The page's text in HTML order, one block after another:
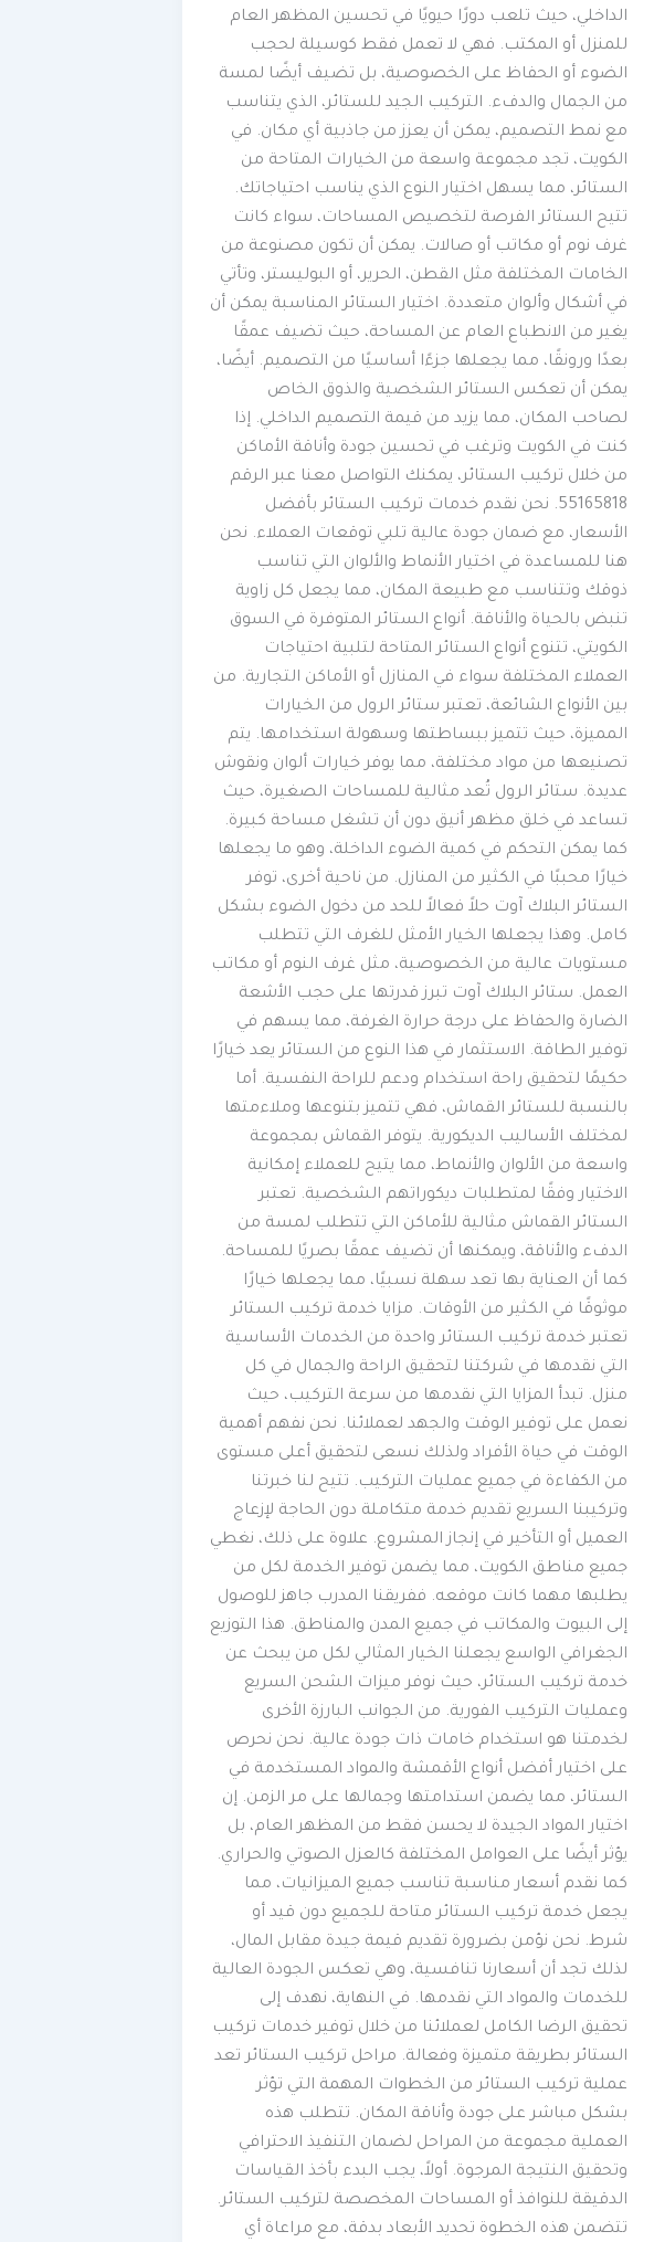
الداخلي، حيث تلعب دورًا حيويًا في تحسين المظهر العام
للمنزل أو المكتب. فهي لا تعمل فقط كوسيلة لحجب
الضوء أو الحفاظ على الخصوصية، بل تضيف أيضًا لمسة
من الجمال والدفء. التركيب الجيد للستائر، الذي يتناسب
مع نمط التصميم، يمكن أن يعزز من جاذبية أي مكان. في
الكويت، تجد مجموعة واسعة من الخيارات المتاحة من
الستائر، مما يسهل اختيار النوع الذي يناسب احتياجاتك.
تتيح الستائر الفرصة لتخصيص المساحات، سواء كانت
غرف نوم أو مكاتب أو صالات. يمكن أن تكون مصنوعة من
الخامات المختلفة مثل القطن، الحرير، أو البوليستر، وتأتي
في أشكال وألوان متعددة. اختيار الستائر المناسبة يمكن أن
يغير من الانطباع العام عن المساحة، حيث تضيف عمقًا
بعدًا ورونقًا، مما يجعلها جزءًا أساسيًا من التصميم. أيضًا،
يمكن أن تعكس الستائر الشخصية والذوق الخاص
لصاحب المكان، مما يزيد من قيمة التصميم الداخلي. إذا
كنت في الكويت وترغب في تحسين جودة وأناقة الأماكن
من خلال تركيب الستائر، يمكنك التواصل معنا عبر الرقم
55165818. نحن نقدم خدمات تركيب الستائر بأفضل
الأسعار، مع ضمان جودة عالية تلبي توقعات العملاء. نحن
هنا للمساعدة في اختيار الأنماط والألوان التي تناسب
ذوقك وتتناسب مع طبيعة المكان، مما يجعل كل زاوية
تنبض بالحياة والأناقة. أنواع الستائر المتوفرة في السوق
الكويتي، تتنوع أنواع الستائر المتاحة لتلبية احتياجات
العملاء المختلفة سواء في المنازل أو الأماكن التجارية. من
بين الأنواع الشائعة، تعتبر ستائر الرول من الخيارات
المميزة، حيث تتميز ببساطتها وسهولة استخدامها. يتم
تصنيعها من مواد مختلفة، مما يوفر خيارات ألوان ونقوش
عديدة. ستائر الرول تُعد مثالية للمساحات الصغيرة، حيث
تساعد في خلق مظهر أنيق دون أن تشغل مساحة كبيرة.
كما يمكن التحكم في كمية الضوء الداخلة، وهو ما يجعلها
خيارًا محببًا في الكثير من المنازل. من ناحية أخرى، توفر
الستائر البلاك آوت حلاً فعالاً للحد من دخول الضوء بشكل
كامل. وهذا يجعلها الخيار الأمثل للغرف التي تتطلب
مستويات عالية من الخصوصية، مثل غرف النوم أو مكاتب
العمل. ستائر البلاك آوت تبرز قدرتها على حجب الأشعة
الضارة والحفاظ على درجة حرارة الغرفة، مما يسهم في
توفير الطاقة. الاستثمار في هذا النوع من الستائر يعد خيارًا
حكيمًا لتحقيق راحة استخدام ودعم للراحة النفسية. أما
بالنسبة للستائر القماش، فهي تتميز بتنوعها وملاءمتها
لمختلف الأساليب الديكورية. يتوفر القماش بمجموعة
واسعة من الألوان والأنماط، مما يتيح للعملاء إمكانية
الاختيار وفقًا لمتطلبات ديكوراتهم الشخصية. تعتبر
الستائر القماش مثالية للأماكن التي تتطلب لمسة من
الدفء والأناقة، ويمكنها أن تضيف عمقًا بصريًا للمساحة.
كما أن العناية بها تعد سهلة نسبيًا، مما يجعلها خيارًا
موثوقًا في الكثير من الأوقات. مزايا خدمة تركيب الستائر
تعتبر خدمة تركيب الستائر واحدة من الخدمات الأساسية
التي نقدمها في شركتنا لتحقيق الراحة والجمال في كل
منزل. تبدأ المزايا التي نقدمها من سرعة التركيب، حيث
نعمل على توفير الوقت والجهد لعملائنا. نحن نفهم أهمية
الوقت في حياة الأفراد ولذلك نسعى لتحقيق أعلى مستوى
من الكفاءة في جميع عمليات التركيب. تتيح لنا خبرتنا
وتركيبنا السريع تقديم خدمة متكاملة دون الحاجة لإزعاج
العميل أو التأخير في إنجاز المشروع. علاوة على ذلك، نغطي
جميع مناطق الكويت، مما يضمن توفير الخدمة لكل من
يطلبها مهما كانت موقعه. ففريقنا المدرب جاهز للوصول
إلى البيوت والمكاتب في جميع المدن والمناطق. هذا التوزيع
الجغرافي الواسع يجعلنا الخيار المثالي لكل من يبحث عن
خدمة تركيب الستائر، حيث نوفر ميزات الشحن السريع
وعمليات التركيب الفورية. من الجوانب البارزة الأخرى
لخدمتنا هو استخدام خامات ذات جودة عالية. نحن نحرص
على اختيار أفضل أنواع الأقمشة والمواد المستخدمة في
الستائر، مما يضمن استدامتها وجمالها على مر الزمن. إن
اختيار المواد الجيدة لا يحسن فقط من المظهر العام، بل
يؤثر أيضًا على العوامل المختلفة كالعزل الصوتي والحراري.
كما نقدم أسعار مناسبة تناسب جميع الميزانيات، مما
يجعل خدمة تركيب الستائر متاحة للجميع دون قيد أو
شرط. نحن نؤمن بضرورة تقديم قيمة جيدة مقابل المال،
لذلك تجد أن أسعارنا تنافسية، وهي تعكس الجودة العالية
للخدمات والمواد التي نقدمها. في النهاية، نهدف إلى
تحقيق الرضا الكامل لعملائنا من خلال توفير خدمات تركيب
الستائر بطريقة متميزة وفعالة. مراحل تركيب الستائر تعد
عملية تركيب الستائر من الخطوات المهمة التي تؤثر
بشكل مباشر على جودة وأناقة المكان. تتطلب هذه
العملية مجموعة من المراحل لضمان التنفيذ الاحترافي
وتحقيق النتيجة المرجوة. أولاً، يجب البدء بأخذ القياسات
الدقيقة للنوافذ أو المساحات المخصصة لتركيب الستائر.
تتضمن هذه الخطوة تحديد الأبعاد بدقة، مع مراعاة أي